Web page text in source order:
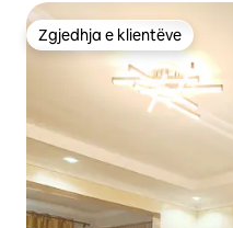
Zgjedhja e klientëve
Zgjedhja e klientëve